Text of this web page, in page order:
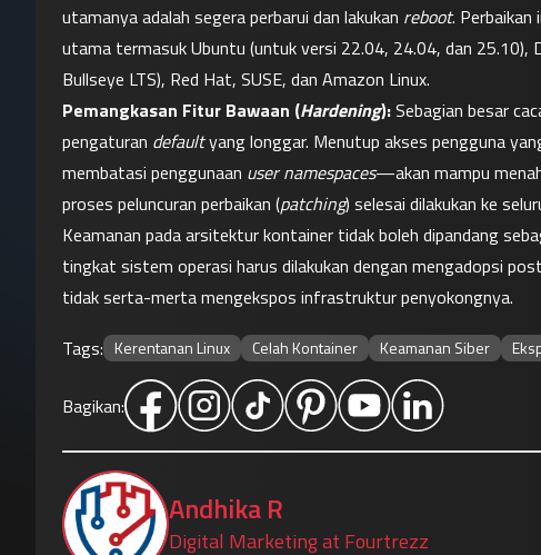
utamanya adalah segera perbarui dan lakukan reboot. Perbaikan
utama termasuk Ubuntu (untuk versi 22.04, 24.04, dan 25.10),
Bullseye LTS), Red Hat, SUSE, dan Amazon Linux.
Pemangkasan Fitur Bawaan (Hardening): Sebagian besar
pengaturan default yang longgar. Menutup akses pengguna
membatasi penggunaan user namespaces—akan mampu
proses peluncuran perbaikan (patching) selesai dilakukan ke
Keamanan pada arsitektur kontainer tidak boleh dipandang
tingkat sistem operasi harus dilakukan dengan mengadopsi
tidak serta-merta mengekspos infrastruktur penyokongnya.
Tags: Kerentanan Linux Celah Kontainer Keamanan Siber
Bagikan:
Andhika R
Digital Marketing at Fourtrezz